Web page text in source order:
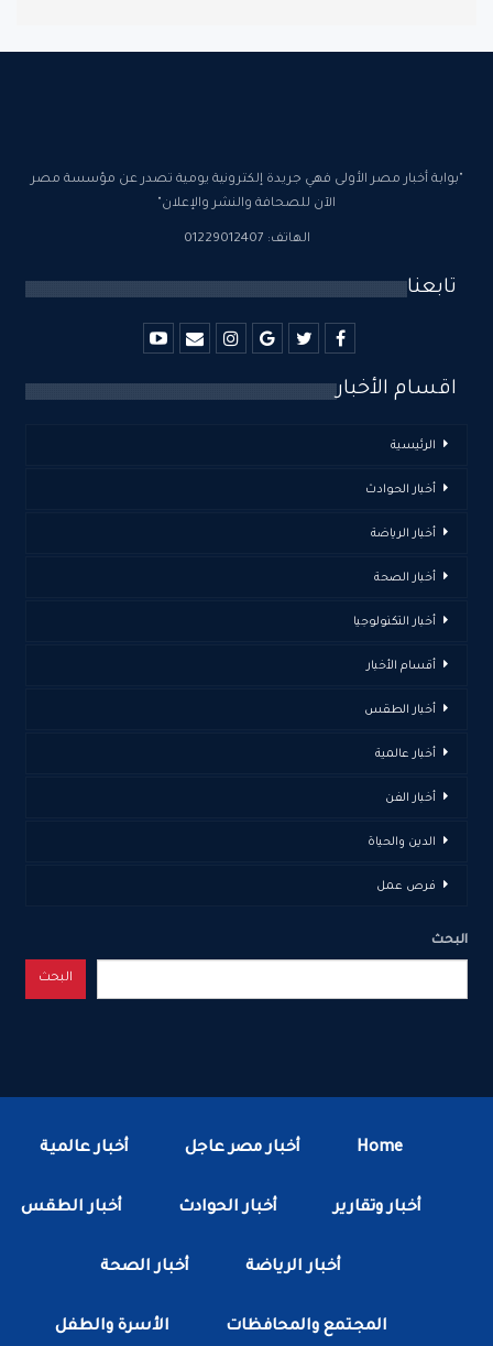
"بوابة أخبار مصر الأولى فهي جريدة إلكترونية يومية تصدر عن مؤسسة مصر
الآن للصحافة والنشر والإعلان"
الهاتف: 01229012407
تابعنا
اقسام الأخبار
الرئيسية
أخبار الحوادث
أخبار الرياضة
أخبار الصحة
أخبار التكنولوجيا
أقسام الأخبار
أخبار الطقس
أخبار عالمية
أخبار الفن
الدين والحياة
فرص عمل
البحث
البحث
Home أخبار مصر عاجل أخبار عالمية
أخبار وتقارير أخبار الحوادث أخبار الطقس
أخبار الرياضة أخبار الصحة
المجتمع والمحافظات الأسرة والطفل